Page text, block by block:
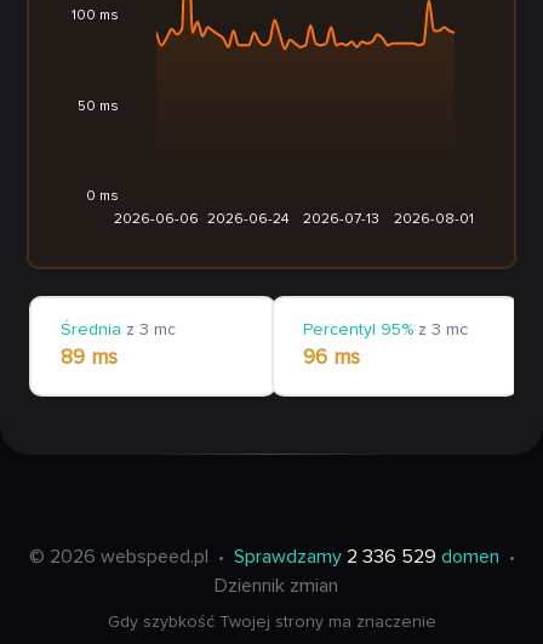
2026-06-06 2026-06-24 2026-07-13 2026-08-01
0 ms
50 ms
100 ms
Średnia z 3 mc
89 ms
Percentyl 95% z 3 mc
96 ms
© 2026 webspeed.pl • Sprawdzamy 2 336 529 domen
•
Dziennik zmian
Gdy szybkość Twojej strony ma znaczenie